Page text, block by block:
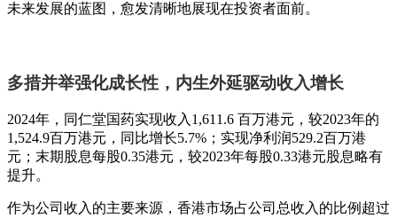
未来发展的蓝图，愈发清晰地展现在投资者面前。
多措并举强化成长性，内生外延驱动收入增长
2024年，同仁堂国药实现收入1,611.6 百万港元，较2023年的
1,524.9百万港元，同比增长5.7%；实现净利润529.2百万港
元；末期股息每股0.35港元，较2023年每股0.33港元股息略有
提升。
作为公司收入的主要来源，香港市场占公司总收入的比例超过